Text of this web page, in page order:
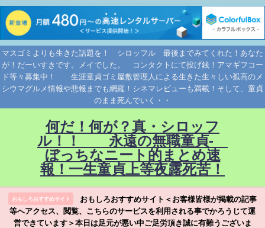
マスゴミよりも生きた話題を！ シロッフル 最後までみてくれた！あなた
が！だーいすきです。メイでした。 コンタクトにて投げ銭！アマギフコー
ド等々募集中！ 生涯童貞ゴミ屋敷管理人による生きた生々しい孤高のメ
シウマグルメ情報や悲報までも網羅！シネマレビューも満載！そして、童貞
のまま死んでいく・・
何だ！何が？真・シロッフ
ル！！ 永遠の無職童貞-
ぼっちなニート的まとめ速
報！一生童貞上等夜露死苦！
おもしろおすすめサイト
おもしろおすすめサイト＜お客様皆様が掲載の記事
等へアクセス、閲覧、こちらのサービスを利用される事でかろうじて運
営できています＞本日は足元が悪い中ご足労頂き誠に有難うございま